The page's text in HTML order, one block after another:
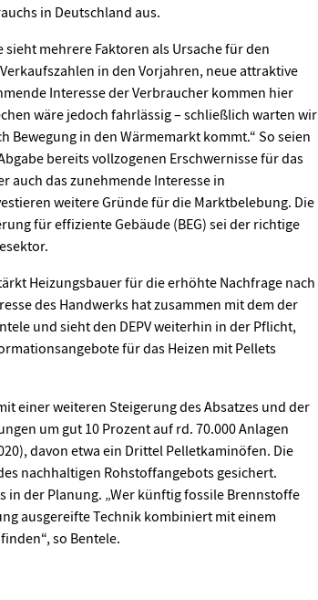
in Deutschland aus.
sieht mehrere Faktoren als Ursache für den
in den Vorjahren, neue attraktive
Interesse der Verbraucher kommen hier
wäre jedoch fahrlässig – schließlich warten wir
Bewegung in den Wärmemarkt kommt.“ So seien
bereits vollzogenen Erschwernisse für das
auch das zunehmende Interesse in
weitere Gründe für die Marktbelebung. Die
für effiziente Gebäude (BEG) sei der richtige
Heizungsbauer für die erhöhte Nachfrage nach
des Handwerks hat zusammen mit dem der
und sieht den DEPV weiterhin in der Pflicht,
für das Heizen mit Pellets
einer weiteren Steigerung des Absatzes und der
um gut 10 Prozent auf rd. 70.000 Anlagen
davon etwa ein Drittel Pelletkaminöfen. Die
nachhaltigen Rohstoffangebots gesichert.
in der Planung. „Wer künftig fossile Brennstoffe
ausgereifte Technik kombiniert mit einem
so Bentele.